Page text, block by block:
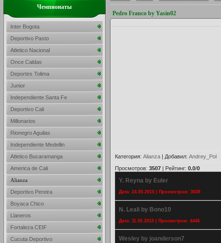
Pedro Franco by Yasin02
Категория: Alianza | Добавил: Andrey_Pol
Просмотров: 3507 | Рейтинг: 0.0/0
Y. Reyna by Euler
Дата: 24.05.2015 | Просмотров: 3039
N. Leali by Bono10
Дата: 11.05.2015 | Просмотров: 4446
Wesley by joanderson7
Чемпионаты
Inter Bogota
Deportivo Pasto
Atletico Nacional
Once Caldas
Deportes Tolima
Junior
Independiente Santa Fe
Deportivo Cali
Millonarios
Rionegro Aguilas
Independiente Medellin
Atletico Bucaramanga
America de Cali
Alianza
Deportivo Pereira
Boyaca Chico
Llaneros
Fortaleza CEIF
Cucuta Deportivo